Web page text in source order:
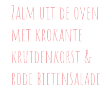
Zalm uit de oven
met krokante
kruidenkorst &
rode bietensalade